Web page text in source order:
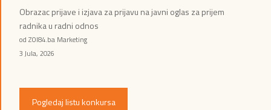
Obrazac prijave i izjava za prijavu na javni oglas za prijem
radnika u radni odnos
od ZOI84.ba Marketing
3 Jula, 2026
Pogledaj listu konkursa